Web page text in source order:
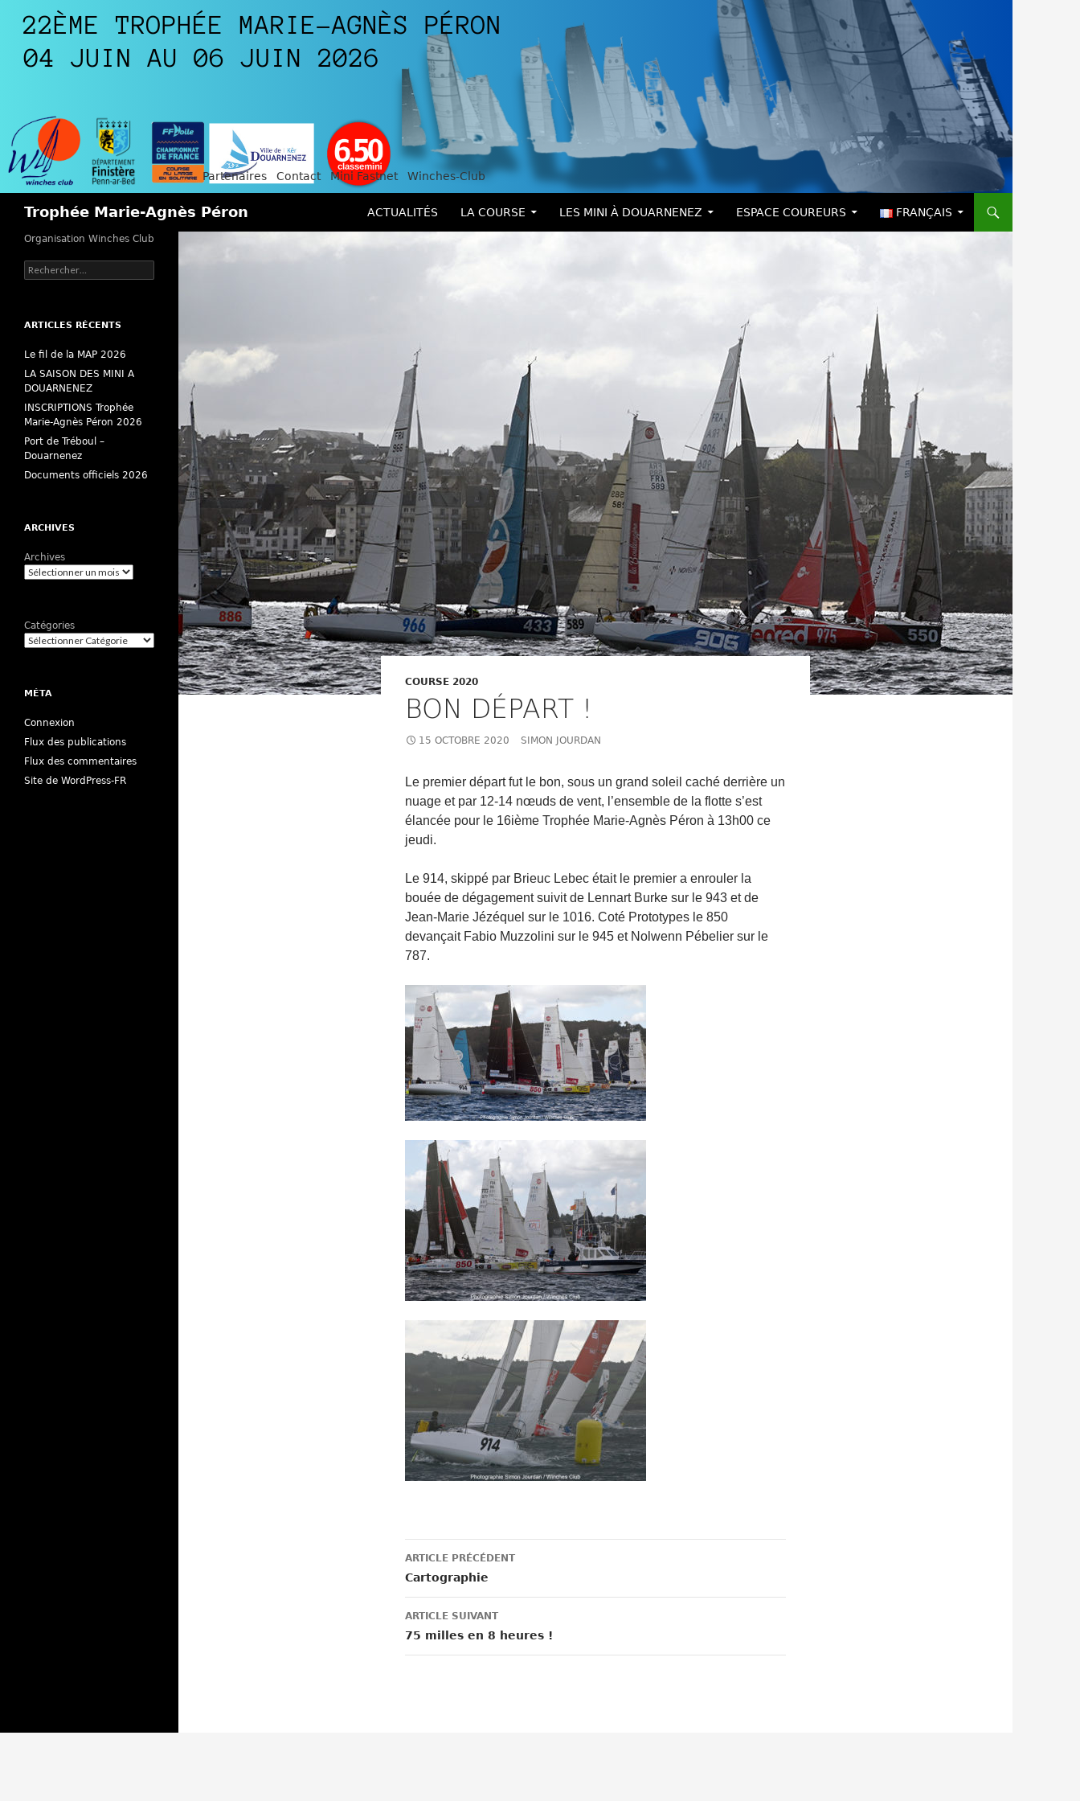
Partenaires Contact Mini Fastnet Winches-Club
Trophée Marie-Agnès Péron ACTUALITÉS LA COURSE LES MINI À DOUARNENEZ ESPACE COUREURS FRANÇAIS
COURSE 2020
BON DÉPART !
15 OCTOBRE 2020 SIMON JOURDAN
Le premier départ fut le bon, sous un grand soleil caché derrière un
nuage et par 12-14 nœuds de vent, l’ensemble de la flotte s’est
élancée pour le 16ième Trophée Marie-Agnès Péron à 13h00 ce
jeudi.
Le 914, skippé par Brieuc Lebec était le premier a enrouler la
bouée de dégagement suivit de Lennart Burke sur le 943 et de
Jean-Marie Jézéquel sur le 1016. Coté Prototypes le 850
devançait Fabio Muzzolini sur le 945 et Nolwenn Pébelier sur le
787.
Navigation
des
articles
ARTICLE PRÉCÉDENT
Cartographie
ARTICLE SUIVANT
75 milles en 8 heures !
Organisation Winches Club
Rechercher :
ARTICLES RÉCENTS
Le fil de la MAP 2026
LA SAISON DES MINI A
DOUARNENEZ
INSCRIPTIONS Trophée
Marie-Agnès Péron 2026
Port de Tréboul –
Douarnenez
Documents officiels 2026
ARCHIVES
Archives
Catégories
MÉTA
Connexion
Flux des publications
Flux des commentaires
Site de WordPress-FR